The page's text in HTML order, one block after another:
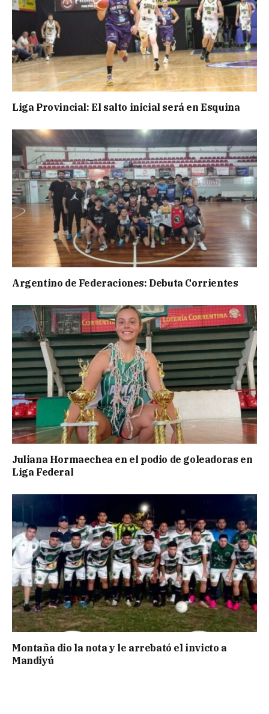
Liga Provincial: El salto inicial será en Esquina
Argentino de Federaciones: Debuta Corrientes
Juliana Hormaechea en el podio de goleadoras en
Liga Federal
Montaña dio la nota y le arrebató el invicto a
Mandiyú